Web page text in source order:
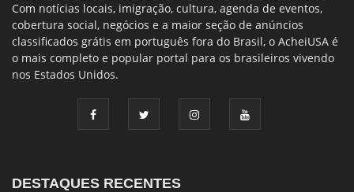
Com notícias locais, imigração, cultura, agenda de eventos,
cobertura social, negócios e a maior seção de anúncios
classificados grátis em português fora do Brasil, o AcheiUSA é
o mais completo e popular portal para os brasileiros vivendo
nos Estados Unidos.
DESTAQUES RECENTES